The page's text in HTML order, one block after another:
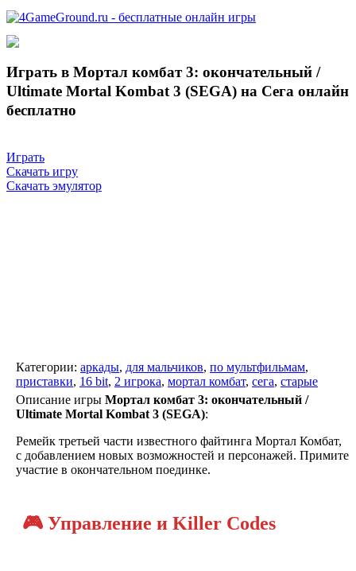
Играть в Мортал комбат 3: окончательный /
Ultimate Mortal Kombat 3 (SEGA) на Сега онлайн
бесплатно
Играть
Скачать игру
Скачать эмулятор
Категории: аркады, для мальчиков, по мультфильмам,
приставки, 16 bit, 2 игрока, мортал комбат, сега, старые
Описание игры Мортал комбат 3: окончательный /
Ultimate Mortal Kombat 3 (SEGA):
Ремейк третьей части известного файтинга Мортал Комбат,
с добавлением новых возможностей и персонажей. Примите
участие в окончательном поединке.
🎮 Управление и Killer Codes